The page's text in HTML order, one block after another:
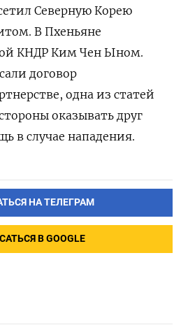
Северную Корею
В Пхеньяне
КНДР Ким Чен Ыном.
договор
одна из статей
оказывать друг
в случае нападения.
НА ТЕЛЕГРАМ
В GOOGLE